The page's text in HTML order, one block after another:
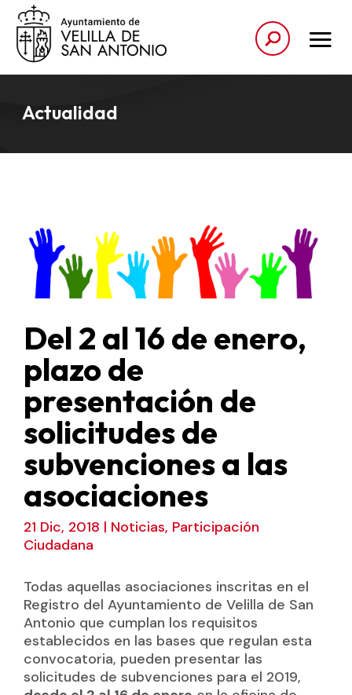
Actualidad
Del 2 al 16 de enero,
plazo de
presentación de
solicitudes de
subvenciones a las
asociaciones
21 Dic, 2018 | Noticias, Participación
Ciudadana
Todas aquellas asociaciones inscritas en el
Registro del Ayuntamiento de Velilla de San
Antonio que cumplan los requisitos
establecidos en las bases que regulan esta
convocatoria, pueden presentar las
solicitudes de subvenciones para el 2019,